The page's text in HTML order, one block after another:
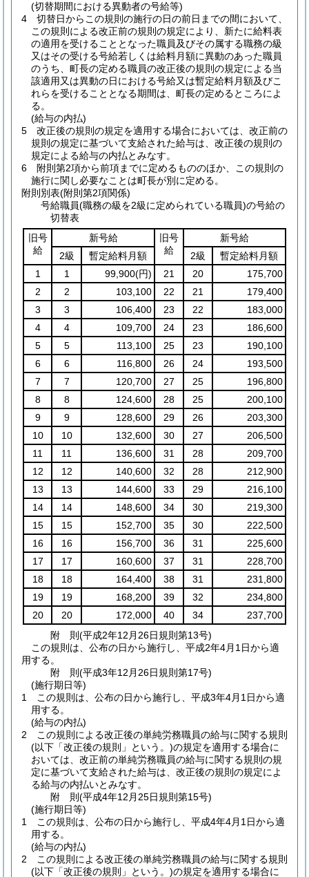
(切替期間における異動者の号給等)
4
切替日からこの規則の施行の日の前日までの間において、
この規則による改正前の規則の規定により、新たに給料表
の適用を受けることとなった職員及びその属する職務の級
又はその受ける号給若しくは給料月額に異動のあった職員
のうち、町長の定める職員の改正後の規則の規定による当
該適用又は異動の日における号給又は暫定給料月額及びこ
れらを受けることとなる期間は、町長の定めるところによ
る。
(給与の内払)
5
改正後の規則の規定を適用する場合においては、改正前の
規則の規定に基づいて支給された給与は、改正後の規則の
規定による給与の内払とみなす。
6
附則第2項から前項までに定めるもののほか、この規則の
施行に関し必要なことは町長が別に定める。
附則別表(附則第2項関係)
号給職員(職務の級を2級に定められている職員)の号給の
切替表
旧号
給
新号給
旧号
給
新号給
2級
暫定給料月額 2級
暫定給料月額
1
1 99,900(円) 21 20
175,700
2
2 103,100 22 21
179,400
3
3 106,400 23 22
183,000
4
4 109,700 24 23
186,600
5
5 113,100 25 23
190,100
6
6 116,800 26 24
193,500
7
7 120,700 27 25
196,800
8
8 124,600 28 25
200,100
9
9 128,600 29 26
203,300
10
10 132,600 30 27
206,500
11
11 136,600 31 28
209,700
12
12 140,600 32 28
212,900
13
13 144,600 33 29
216,100
14
14 148,600 34 30
219,300
15
15 152,700 35 30
222,500
16
16 156,700 36 31
225,600
17
17 160,600 37 31
228,700
18
18 164,400 38 31
231,800
19
19 168,200 39 32
234,800
20
20 172,000 40 34
237,700
附 則(平成2年12月26日規則第13号)
この規則は、公布の日から施行し、平成2年4月1日から適
用する。
附 則(平成3年12月26日規則第17号)
(施行期日等)
1
この規則は、公布の日から施行し、平成3年4月1日から適
用する。
(給与の内払)
2
この規則による改正後の単純労務職員の給与に関する規則
(以下「改正後の規則」という。)の規定を適用する場合に
おいては、改正前の単純労務職員の給与に関する規則の規
定に基づいて支給された給与は、改正後の規則の規定によ
る給与の内払いとみなす。
附 則(平成4年12月25日規則第15号)
(施行期日等)
1
この規則は、公布の日から施行し、平成4年4月1日から適
用する。
(給与の内払)
2
この規則による改正後の単純労務職員の給与に関する規則
(以下「改正後の規則」という。)の規定を適用する場合に